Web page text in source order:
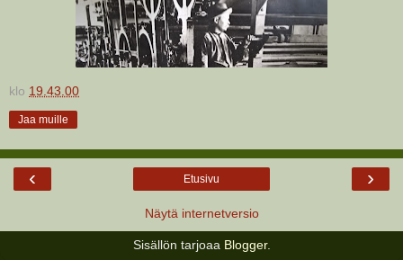
klo 19.43.00
Jaa muille
‹ ›
Etusivu
Näytä internetversio
Sisällön tarjoaa Blogger.